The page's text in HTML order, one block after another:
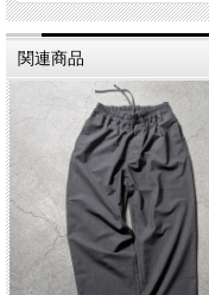
■商品スペック
生産国
JAPAN
素材
COTTON
スタイルネー
ム
CANYON
モデルDATA 175cm/
関連商品